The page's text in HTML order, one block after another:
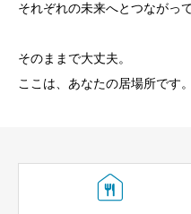
それぞれの未来へとつながっ
そのままで大丈夫。
ここは、あなたの居場所です。
